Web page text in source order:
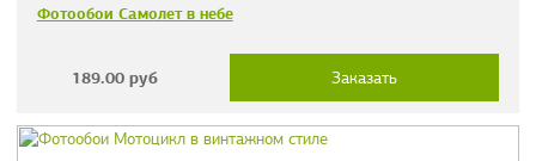
Фотообои Самолет в небе
189.00 руб Заказать